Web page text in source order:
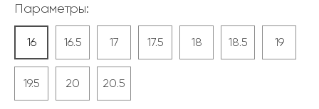
Параметры:
16 16.5 17 17.5 18 18.5 19
19.5 20 20.5